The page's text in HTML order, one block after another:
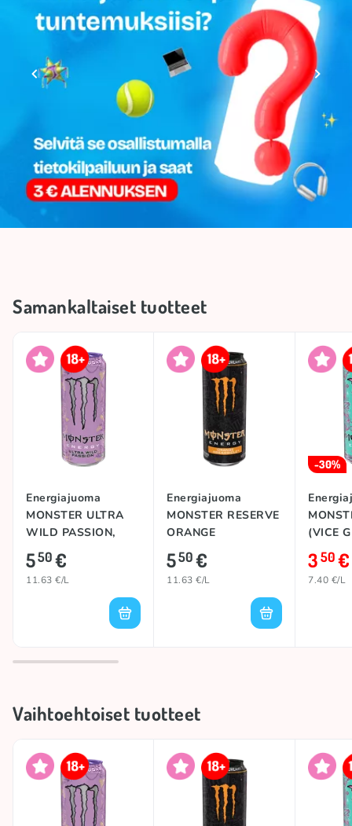
Alkuperämaa USA
Tuotemerkki MONSTER
TOP
Samankaltaiset tuotteet
Energiajuoma
MONSTER ULTRA
WILD PASSION,
473ml
550€
11.63 €/L
Energiajuoma
MONSTER RESERVE
ORANGE
DREAMSICLE, 473ml
550€
11.63 €/L
-30%
(VICE
473ml
350€
7.40 €/L
Vaihtoehtoiset tuotteet